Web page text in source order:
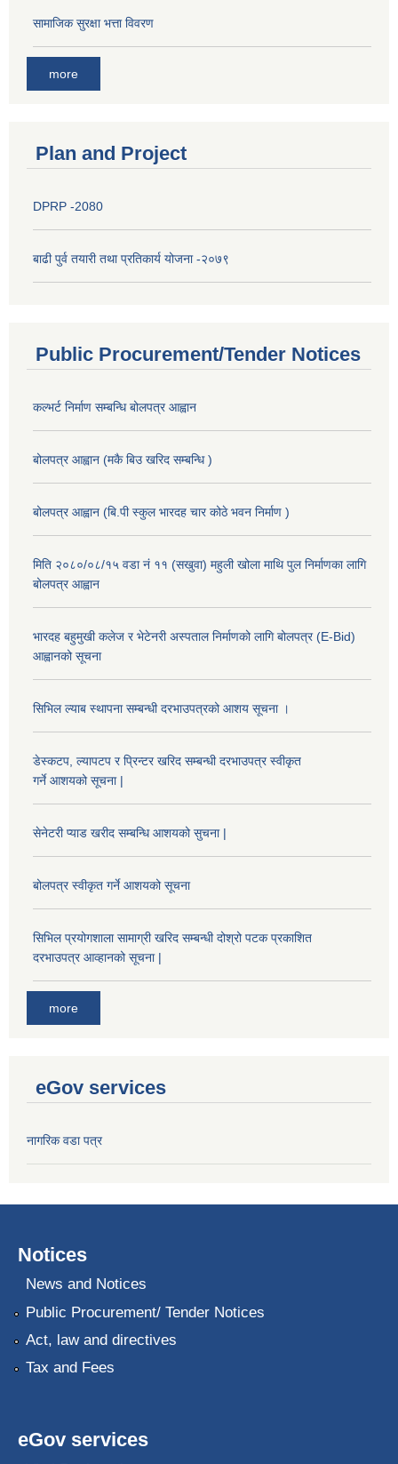
सामाजिक सुरक्षा भत्ता विवरण
more
Plan and Project
DPRP -2080
बाढी पुर्व तयारी तथा प्रतिकार्य योजना -२०७९
Public Procurement/Tender Notices
कल्भर्ट निर्माण सम्बन्धि बोलपत्र आह्वान
बोलपत्र आह्वान (मकै बिउ खरिद सम्बन्धि )
बोलपत्र आह्वान (बि.पी स्कुल भारदह चार कोठे भवन निर्माण )
मिति २०८०/०८/१५ वडा नं ११ (सखुवा) महुली खोला माथि पुल निर्माणका लागि
बोलपत्र आह्वान
भारदह बहुमुखी कलेज र भेटेनरी अस्पताल निर्माणको लागि बोलपत्र (E-Bid)
आह्वानको सूचना
सिभिल ल्याब स्थापना सम्बन्धी दरभाउपत्रको आशय सूचना ।
डेस्कटप, ल्यापटप र प्रिन्टर खरिद सम्बन्धी दरभाउपत्र स्वीकृत
गर्ने आशयको सूचना |
सेनेटरी प्याड खरीद सम्बन्धि आशयको सुचना |
बोलपत्र स्वीकृत गर्ने आशयको सूचना
सिभिल प्रयोगशाला सामाग्री खरिद सम्बन्धी दोश्रो पटक प्रकाशित
दरभाउपत्र आव्हानको सूचना |
more
eGov services
नागरिक वडा पत्र
Notices
News and Notices
Public Procurement/ Tender Notices
Act, law and directives
Tax and Fees
eGov services